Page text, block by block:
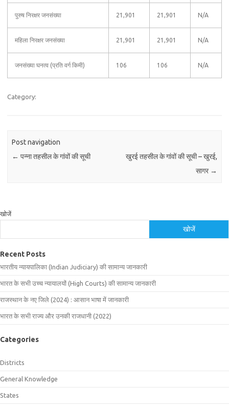
पुरुष निरक्षर जनसंख्या 21,901 21,901 N/A
महिला निरक्षर जनसंख्या 21,901 21,901 N/A
जनसंख्या घनत्व (प्रति वर्ग किमी) 106 106 N/A
Category:
Post navigation
← पन्ना तहसील के गांवों की सूची
खुरई तहसील के गांवों की सूची – खुरई,
सागर →
खोजें
खोजें
Recent Posts
भारतीय न्यायपालिका (Indian Judiciary) की सामान्य जानकारी
भारत के सभी उच्च न्यायालयों (High Courts) की सामान्य जानकारी
राजस्थान के नए जिले (2024) : आसान भाषा में जानकारी
भारत के सभी राज्य और उनकी राजधानी (2022)
Categories
Districts
General Knowledge
States